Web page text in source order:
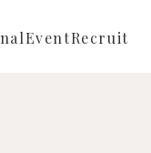
EventRecruit